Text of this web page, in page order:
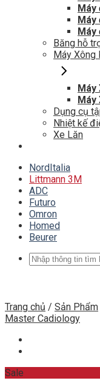
Máy
Máy
Máy
Băng hỗ
Máy Xông
Máy
Máy
Dụng cụ
Nhiệt kế
Xe Lăn
NordItalia
Littmann 3M
ADC
Futuro
Omron
Homed
Beurer
Tìm
kiếm:
Trang chủ / Sản Phẩm
Master Cadiology
Sale